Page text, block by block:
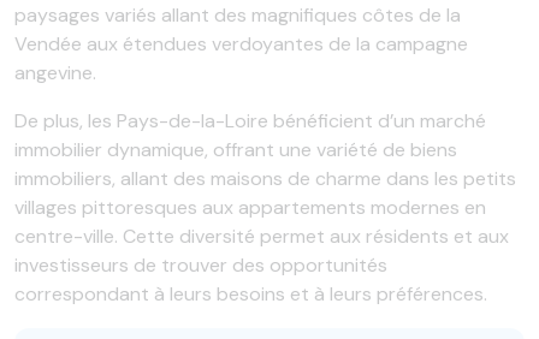
paysages variés allant des magnifiques côtes de la
Vendée aux étendues verdoyantes de la campagne
angevine.
De plus, les Pays-de-la-Loire bénéficient d’un marché
immobilier dynamique, offrant une variété de biens
immobiliers, allant des maisons de charme dans les petits
villages pittoresques aux appartements modernes en
centre-ville. Cette diversité permet aux résidents et aux
investisseurs de trouver des opportunités
correspondant à leurs besoins et à leurs préférences.